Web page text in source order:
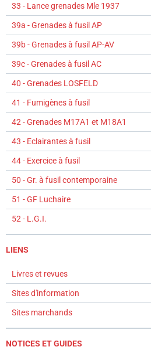
33 - Lance grenades Mle 1937
39a - Grenades à fusil AP
39b - Grenades à fusil AP-AV
39c - Grenades à fusil AC
40 - Grenades LOSFELD
41 - Fumigènes à fusil
42 - Grenades M17A1 et M18A1
43 - Eclairantes à fusil
44 - Exercice à fusil
50 - Gr. à fusil contemporaine
51 - GF Luchaire
52 - L.G.I.
LIENS
Livres et revues
Sites d'information
Sites marchands
NOTICES ET GUIDES